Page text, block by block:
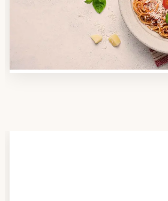
um herauszufinden, welche
Region gibt und welcher am
Verschaffen Sie sich auch einen
Essen auf Rädern-Kosten.